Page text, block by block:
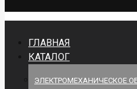
ГЛАВНАЯ
КАТАЛОГ
ЭЛЕКТРОМЕХАНИЧЕСКОЕ